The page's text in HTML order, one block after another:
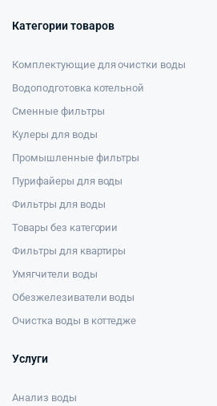
Категории товаров
Комплектующие для очистки воды
Водоподготовка котельной
Сменные фильтры
Кулеры для воды
Промышленные фильтры
Пурифайеры для воды
Фильтры для воды
Товары без категории
Фильтры для квартиры
Умягчители воды
Обезжелезиватели воды
Очистка воды в коттедже
Услуги
Анализ воды